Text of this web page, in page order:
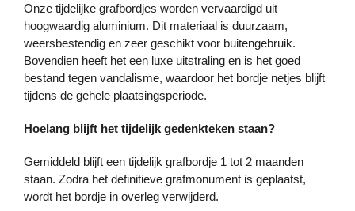
Onze tijdelijke grafbordjes worden vervaardigd uit
hoogwaardig aluminium. Dit materiaal is duurzaam,
weersbestendig en zeer geschikt voor buitengebruik.
Bovendien heeft het een luxe uitstraling en is het goed
bestand tegen vandalisme, waardoor het bordje netjes blijft
tijdens de gehele plaatsingsperiode.
Hoelang blijft het tijdelijk gedenkteken staan?
Gemiddeld blijft een tijdelijk grafbordje 1 tot 2 maanden
staan. Zodra het definitieve grafmonument is geplaatst,
wordt het bordje in overleg verwijderd.